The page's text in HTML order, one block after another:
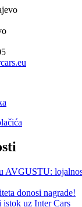
AVGUSTU:
donosi nagrade!
uz Inter Cars